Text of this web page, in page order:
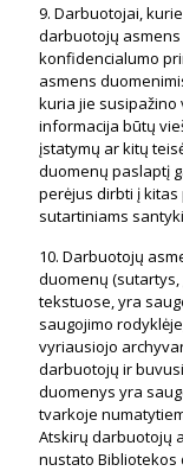
9. Darbuotojai,
darbuotojų
konfidencialumo
asmens
kuria jie
informacija būtų
įstatymų ar kitų
duomenų paslaptį
perėjus dirbti į
sutartiniams
10. Darbuotojų
duomenų (sutartys,
tekstuose, yra
saugojimo
vyriausiojo
darbuotojų ir
duomenys yra
tvarkoje
Atskirų darbuotojų
nustato Bibliotekos